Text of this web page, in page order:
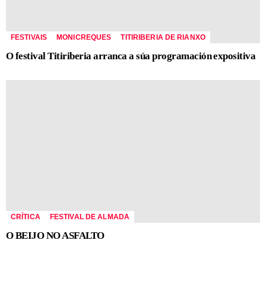
FESTIVAIS MONICREQUES TITIRIBERIA DE RIANXO
O festival Titiriberia arranca a súa programación expositiva
CRÍTICA FESTIVAL DE ALMADA
O BEIJO NO ASFALTO